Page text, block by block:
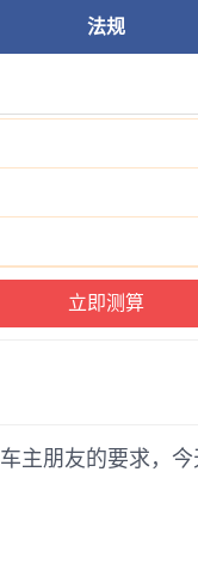
法规
朋友的要求，